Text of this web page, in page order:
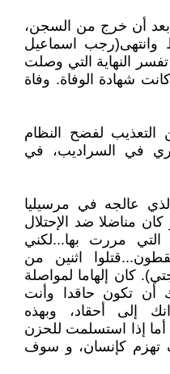
بعد أن خرج من السجن،
اسماعيل
النهاية التي وصلت
شهادة الوفاة. وفاة
التعذيب لفضح النظام
في السراديب، في
عالجه في مرسيليا
مناضلا ضد الإحتلال
التي مررت بها...لكني
اثنين من
كان إلهاما لمواصلة
أن تكون حاقدا وأنت
إلى أحقاد، وبهذه
أما إذا استسلمت للحزن
كإنسان، و سوف